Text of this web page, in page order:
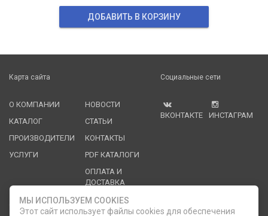
ДОБАВИТЬ В КОРЗИНУ
Карта сайта
О КОМПАНИИ
КАТАЛОГ
ПРОИЗВОДИТЕЛИ
УСЛУГИ
НОВОСТИ
СТАТЬИ
КОНТАКТЫ
PDF КАТАЛОГИ
ОПЛАТА И
ДОСТАВКА
Социальные сети
ВКОНТАКТЕ ИНСТАГРАМ
Служба клиентской поддержки
МЫ ИСПОЛЬЗУЕМ COOKIES
Этот сайт использует файлы cookies для обеспечения